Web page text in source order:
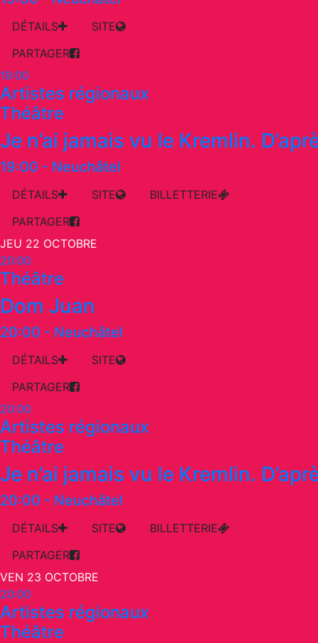
DÉTAILS
SITE
PARTAGER
19:00
Artistes régionaux
Théâtre
Je n’ai jamais vu le Kremlin.
19:00 - Neuchâtel
DÉTAILS SITE
BILLETTERIE
PARTAGER
JEU 22 OCTOBRE
20:00
Théâtre
Dom Juan
20:00 - Neuchâtel
DÉTAILS
SITE
PARTAGER
20:00
Artistes régionaux
Théâtre
Je n’ai jamais vu le Kremlin.
20:00 - Neuchâtel
DÉTAILS SITE
BILLETTERIE
PARTAGER
VEN 23 OCTOBRE
20:00
Artistes régionaux
Théâtre